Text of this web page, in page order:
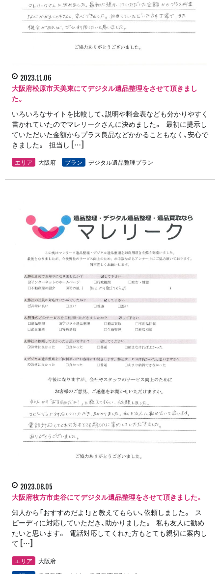
2023.11.06
大阪府松原市天美東にてデジタル遺品整理をさせて頂きまし
た。
いろいろなサイトを比較して、説明や料金表なども分かりやすく
書かれていたのでマレリークさんに決めました。 最初に提示し
ていただいた金額からプラス良品などかかることもなく、安心で
きました。 担当し […]
エリア 大阪府 プラン デジタル遺品整理プラン
2023.08.05
大阪府枚方市走谷にてデジタル遺品整理をさせて頂きました。
知人から「おすすめだよ！」と教えてもらい、依頼しました。 ス
ピーディに対応していただき、助かりました。 私も友人に勧め
たいと思います。 電話対応してくれた方もとても親切に案内し
て […]
エリア
大阪府